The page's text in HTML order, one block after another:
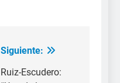
Siguiente:
Ruiz-Escudero: